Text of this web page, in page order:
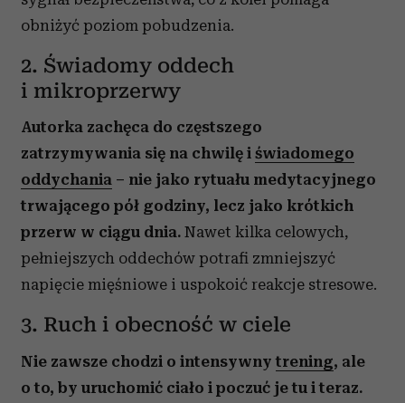
obniżyć poziom pobudzenia.
2. Świadomy oddech
i mikroprzerwy
Autorka zachęca do częstszego
zatrzymywania się na chwilę i świadomego
oddychania – nie jako rytuału medytacyjnego
trwającego pół godziny, lecz jako krótkich
przerw w ciągu dnia. Nawet kilka celowych,
pełniejszych oddechów potrafi zmniejszyć
napięcie mięśniowe i uspokoić reakcje stresowe.
3. Ruch i obecność w ciele
Nie zawsze chodzi o intensywnytrening, ale
o to, by uruchomić ciało i poczuć je tu i teraz.